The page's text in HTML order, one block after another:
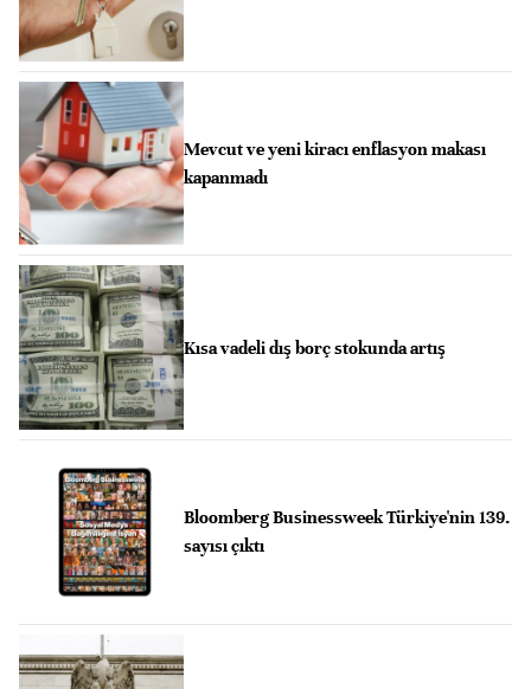
Mevcut ve yeni kiracı enflasyon makası
kapanmadı
Kısa vadeli dış borç stokunda artış
Bloomberg Businessweek Türkiye'nin 139.
sayısı çıktı